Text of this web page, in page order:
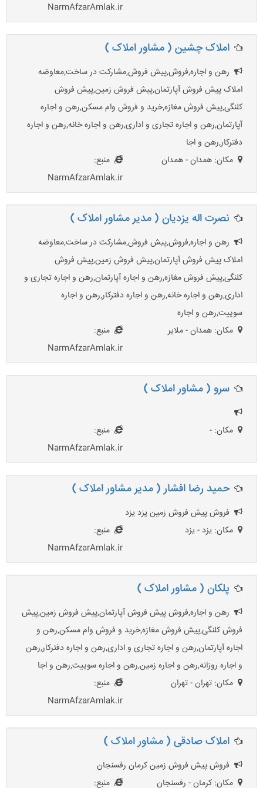
NarmAfzarAmlak.ir
املاک چشین ( مشاور املاک )
رهن و اجاره,فروش,پیش فروش,مشارکت در ساخت,معاوضه
املاک پیش فروش آپارتمان,پیش فروش زمین,پیش فروش
کلنگی,پیش فروش مغازه,خرید و فروش وام مسکن,رهن و اجاره
آپارتمان,رهن و اجاره تجاری و اداری,رهن و اجاره خانه,رهن و اجاره
دفترکار,رهن و اجا
مکان: همدان - همدان
منبع:
NarmAfzarAmlak.ir
نصرت اله یزدیان ( مدیر مشاور املاک )
رهن و اجاره,فروش,پیش فروش,مشارکت در ساخت,معاوضه
املاک پیش فروش آپارتمان,پیش فروش زمین,پیش فروش
کلنگی,پیش فروش مغازه,رهن و اجاره آپارتمان,رهن و اجاره تجاری و
اداری,رهن و اجاره خانه,رهن و اجاره دفترکار,رهن و اجاره
سوییت,رهن و اجاره
مکان: همدان - ملایر
منبع:
NarmAfzarAmlak.ir
سرو ( مشاور املاک )
مکان: -
منبع:
NarmAfzarAmlak.ir
حمید رضا افشار ( مدیر مشاور املاک )
فروش پیش فروش زمین یزد یزد
مکان: یزد - یزد
منبع:
NarmAfzarAmlak.ir
پلکان ( مشاور املاک )
رهن و اجاره,فروش پیش فروش آپارتمان,پیش فروش زمین,پیش
فروش کلنگی,پیش فروش مغازه,خرید و فروش وام مسکن,رهن و
اجاره آپارتمان,رهن و اجاره تجاری و اداری,رهن و اجاره دفترکار,رهن
و اجاره روزانه,رهن و اجاره زمین,رهن و اجاره سوییت,رهن و اجا
مکان: تهران - تهران
منبع:
NarmAfzarAmlak.ir
املاک صادقی ( مشاور املاک )
فروش پیش فروش زمین کرمان رفسنجان
مکان: کرمان - رفسنجان
منبع: